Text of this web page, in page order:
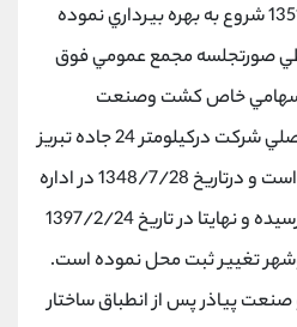
ثبت رسيده وازتاريخ 28/5/ 1351 شروع به بهره بيرداري نموده
درتاريخ 1352/8/26 طي صورتجلسه مجمع عمومي فوق
سهامي خاص كشت وصنعت
پياذرتغيیريافته است. مركزاصلي شركت دركيلومتر 24 جاده تبريز
به آذرشهردرخسروشهر واقع است و درتاريخ 1348/7/28 در اداره
ثبت شركتهاي اسكو به ثبت رسيده و نهايتا در تاريخ 1397/2/24
تغییر ثبت محل نموده است.
و صنعت پياذر پس از انطباق ساختار